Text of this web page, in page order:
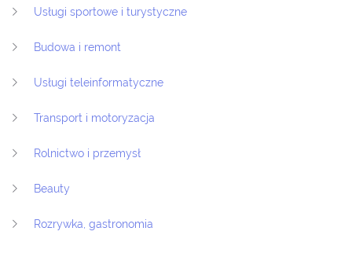
Usługi sportowe i turystyczne
Budowa i remont
Usługi teleinformatyczne
Transport i motoryzacja
Rolnictwo i przemysł
Beauty
Rozrywka, gastronomia